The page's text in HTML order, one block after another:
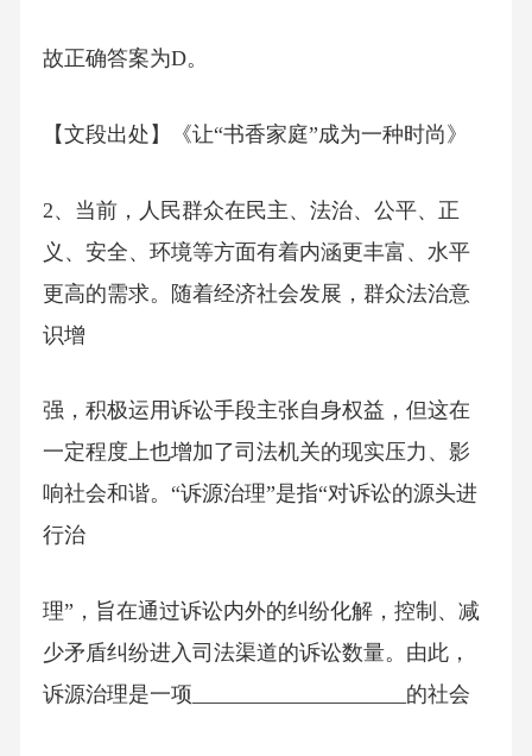
故正确答案为D。
【文段出处】《让“书香家庭”成为一种时尚》
2、当前，人民群众在民主、法治、公平、正
义、安全、环境等方面有着内涵更丰富、水平
更高的需求。随着经济社会发展，群众法治意
识增
强，积极运用诉讼手段主张自身权益，但这在
一定程度上也增加了司法机关的现实压力、影
响社会和谐。“诉源治理”是指“对诉讼的源头进
行治
理”，旨在通过诉讼内外的纠纷化解，控制、减
少矛盾纠纷进入司法渠道的诉讼数量。由此，
诉源治理是一项____________________的社会